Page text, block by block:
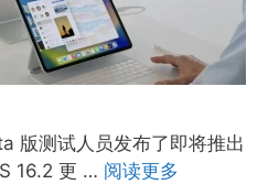
版测试人员发布了即将推出
16.2 更 … 阅读更多